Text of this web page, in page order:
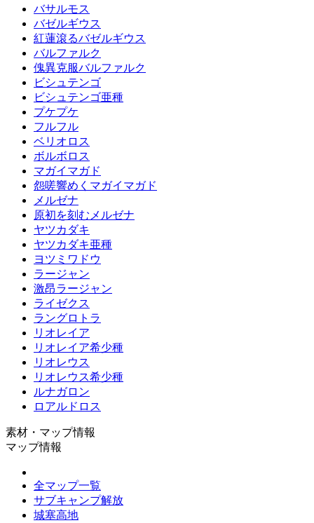
バサルモス
バゼルギウス
紅蓮滾るバゼルギウス
バルファルク
傀異克服バルファルク
ビシュテンゴ
ビシュテンゴ亜種
プケプケ
フルフル
ベリオロス
ボルボロス
マガイマガド
怨嗟響めくマガイマガド
メルゼナ
原初を刻むメルゼナ
ヤツカダキ
ヤツカダキ亜種
ヨツミワドウ
ラージャン
激昂ラージャン
ライゼクス
ラングロトラ
リオレイア
リオレイア希少種
リオレウス
リオレウス希少種
ルナガロン
ロアルドロス
素材・マップ情報
マップ情報
全マップ一覧
サブキャンプ解放
城塞高地